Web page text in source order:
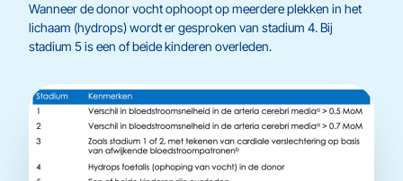
Wanneer de donor vocht ophoopt op meerdere plekken in het
lichaam (hydrops) wordt er gesproken van stadium 4. Bij
stadium 5 is een of beide kinderen overleden.